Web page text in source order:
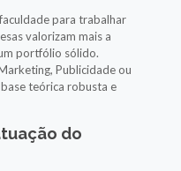
para trabalhar
valorizam mais a
portfólio sólido.
Publicidade ou
teórica robusta e
do